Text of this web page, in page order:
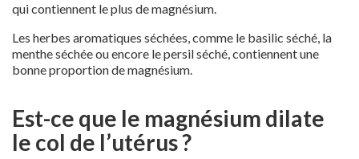
qui contiennent le plus de magnésium.
Les herbes aromatiques séchées, comme le basilic séché, la
menthe séchée ou encore le persil séché, contiennent une
bonne proportion de magnésium.
Est-ce que le magnésium dilate
le col de l’utérus ?